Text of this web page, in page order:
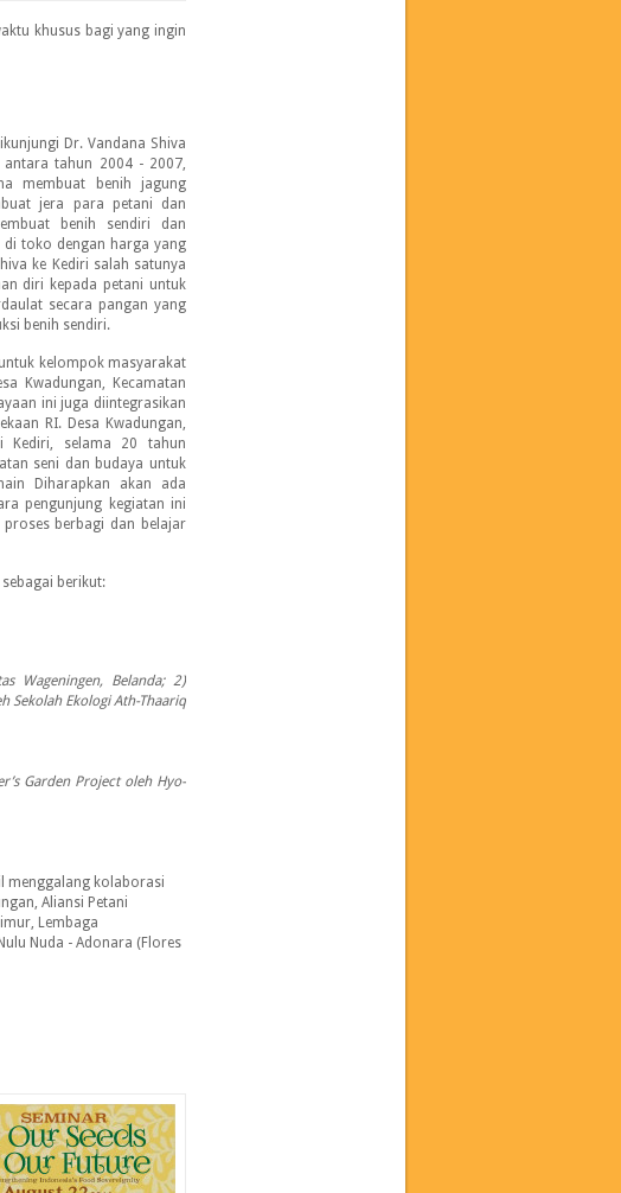
khusus bagi yang ingin
Dr. Vandana Shiva
antara tahun 2004 - 2007,
membuat benih jagung
jera para petani dan
benih sendiri dan
di toko dengan harga yang
ke Kediri salah satunya
diri kepada petani untuk
secara pangan yang
benih sendiri.
kelompok masyarakat
Kwadungan, Kecamatan
ini juga diintegrasikan
RI. Desa Kwadungan,
Kediri, selama 20 tahun
seni dan budaya untuk
Diharapkan akan ada
pengunjung kegiatan ini
berbagi dan belajar
berikut:
Wageningen, Belanda; 2)
Sekolah Ekologi Ath-Thaariq
Garden Project oleh Hyo-
menggalang kolaborasi
Aliansi Petani
Lembaga
Nuda - Adonara (Flores